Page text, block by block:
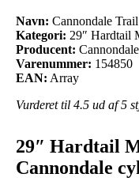
Navn: Cannondale
Kategori: 29″ Hardtail
Producent:
Varenummer: 154850
EAN: Array
Vurderet til 4.5 ud af 5
29″ Hardtail
Cannondale